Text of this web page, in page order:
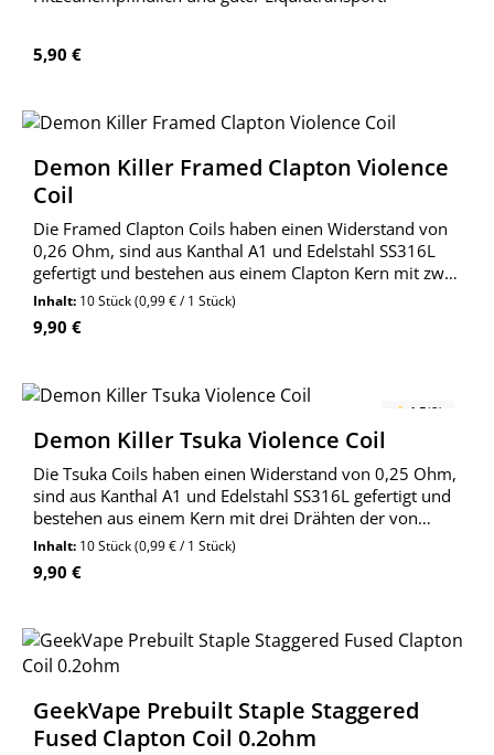
Regulärer Preis:
5,90 €
Demon Killer Framed Clapton Violence
Coil
Die Framed Clapton Coils haben einen Widerstand von
0,26 Ohm, sind aus Kanthal A1 und Edelstahl SS316L
gefertigt und bestehen aus einem Clapton Kern mit zwei
weiteren Drähten an jeder Seite und wurde mit einem
weiteren Draht mit Abstand ummantelt.
Inhalt: 10 Stück(0,99 € / 1 Stück)
Regulärer Preis:
9,90 €
4.5(2)
Demon Killer Tsuka Violence Coil
Die Tsuka Coils haben einen Widerstand von 0,25 Ohm,
sind aus Kanthal A1 und Edelstahl SS316L gefertigt und
bestehen aus einem Kern mit drei Drähten der von
einem in sich verdrehten Flachdraht ummantelt wurde.
Inhalt: 10 Stück(0,99 € / 1 Stück)
Regulärer Preis:
9,90 €
GeekVape Prebuilt Staple Staggered
Fused Clapton Coil 0.2ohm